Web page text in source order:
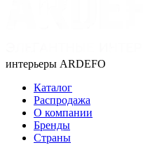
интерьеры ARDEFO
Каталог
Распродажа
О компании
Бренды
Страны